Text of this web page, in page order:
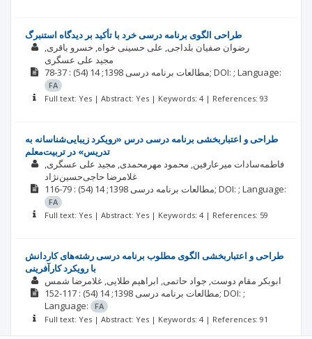
طراحی الگوی برنامه درسی خرد با تأکید بر دیدگاه استنبرگ
رضوان صفیان بلداجی علی حسینی خواه خسرو باقری
مجید علی عسگری
مطالعات برنامه درسی 1398; 14
(54) : 37-78; DOI: ; Language:
FA
Full text: Yes | Abstract: Yes | Keywords: 4 | References: 93
طراحی و اعتباربخشی برنامه درسی درس «رویکرد زیبایی‌شناسانه به
تدریس» در تربیت‌معلم
فاطمه‌سادات میرعارفین محمود مهرمحمدی مجید علی عسگری
غلامرضا حاجی‌حسین‌نژاد
مطالعات برنامه درسی 1398; 14
(54) : 79-116; DOI: ; Language:
FA
Full text: Yes | Abstract: Yes | Keywords: 4 | References: 59
طراحی و اعتباربخشی الگوی مطلوب برنامه درسی رشته‌های کاردانش
با رویکرد کارآفرینی
ابوبکر مقام دوست جواد حاتمی ابراهیم طلایی غلامرضا شمس
مطالعات برنامه درسی 1398; 14
(54) : 117-152; DOI: ;
Language:
FA
Full text: Yes | Abstract: Yes | Keywords: 4 | References: 91